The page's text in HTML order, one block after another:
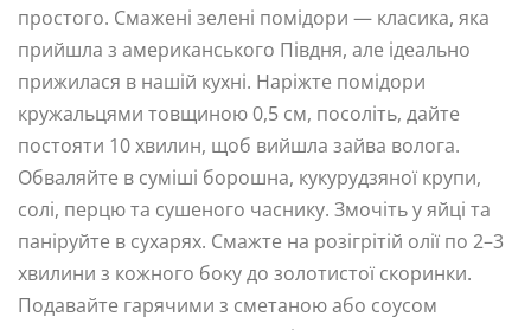
простого. Смажені зелені помідори — класика, яка
прийшла з американського Півдня, але ідеально
прижилася в нашій кухні. Наріжте помідори
кружальцями товщиною 0,5 см, посоліть, дайте
постояти 10 хвилин, щоб вийшла зайва волога.
Обваляйте в суміші борошна, кукурудзяної крупи,
солі, перцю та сушеного часнику. Змочіть у яйці та
паніруйте в сухарях. Смажте на розігрітій олії по 2–3
хвилини з кожного боку до золотистої скоринки.
Подавайте гарячими з сметаною або соусом